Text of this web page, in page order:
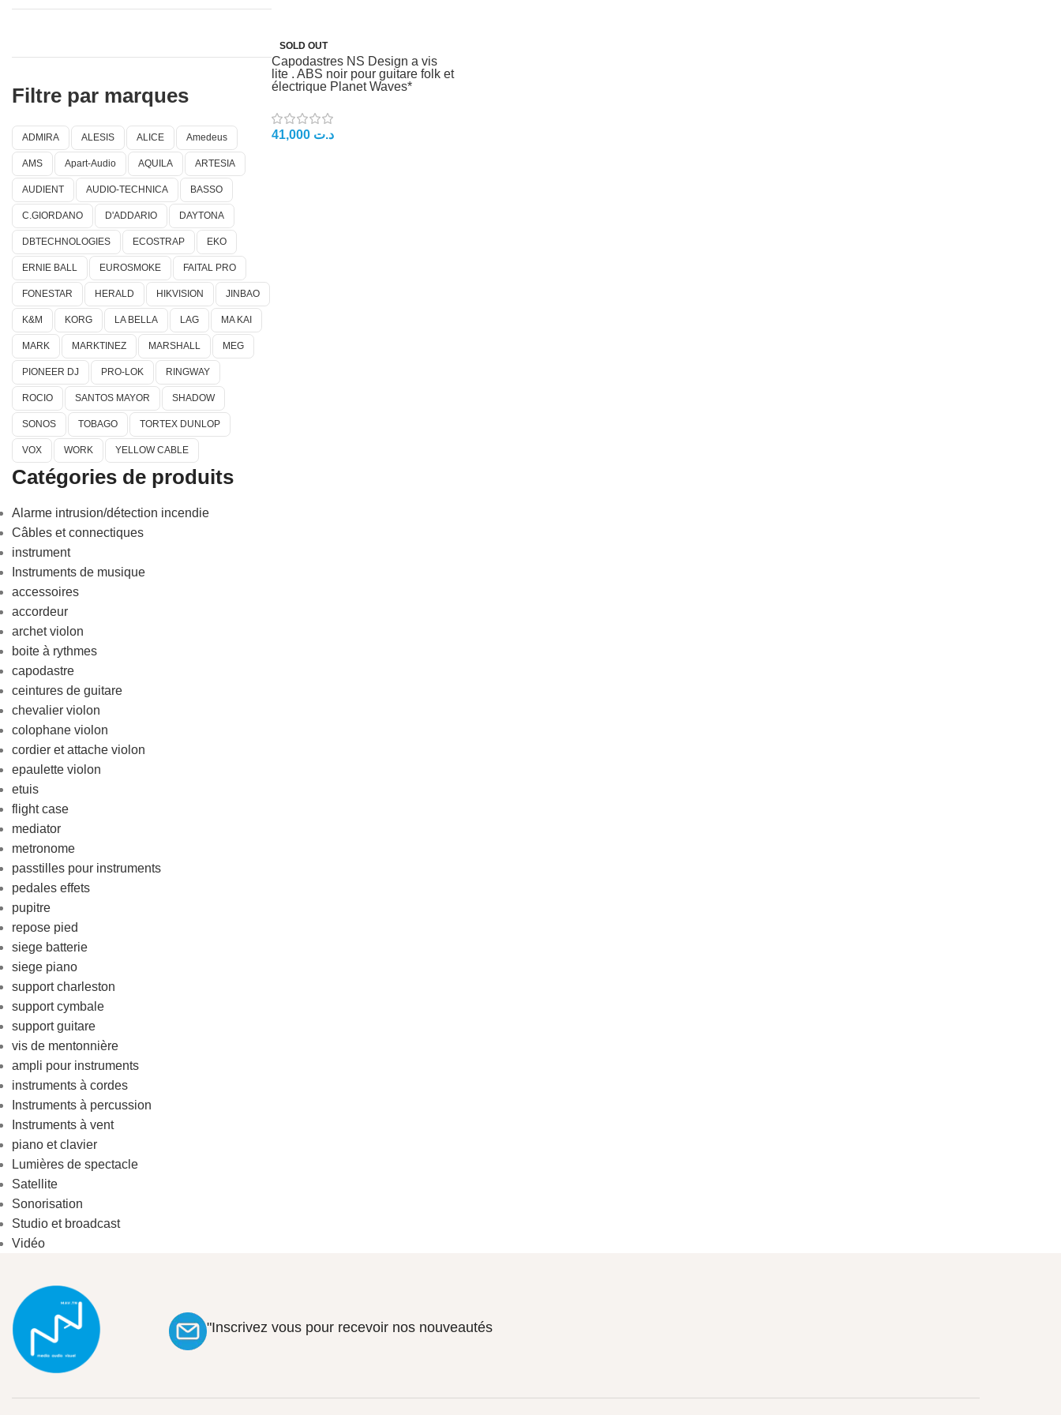
Filtre par marques
ADMIRA ALESIS ALICE Amedeus
AMS Apart-Audio AQUILA ARTESIA
AUDIENT AUDIO-TECHNICA BASSO
C.GIORDANO D'ADDARIO DAYTONA
DBTECHNOLOGIES ECOSTRAP EKO
ERNIE BALL EUROSMOKE FAITAL PRO
FONESTAR HERALD HIKVISION JINBAO
K&M KORG LA BELLA LAG MA KAI
MARK MARKTINEZ MARSHALL MEG
PIONEER DJ PRO-LOK RINGWAY
ROCIO SANTOS MAYOR SHADOW
SONOS TOBAGO TORTEX DUNLOP
VOX WORK YELLOW CABLE
Catégories de produits
Alarme intrusion/détection incendie
Câbles et connectiques
instrument
Instruments de musique
accessoires
accordeur
archet violon
boite à rythmes
capodastre
ceintures de guitare
chevalier violon
colophane violon
cordier et attache violon
epaulette violon
etuis
flight case
mediator
metronome
passtilles pour instruments
pedales effets
pupitre
repose pied
siege batterie
siege piano
support charleston
support cymbale
support guitare
vis de mentonnière
ampli pour instruments
instruments à cordes
Instruments à percussion
Instruments à vent
piano et clavier
Lumières de spectacle
Satellite
Sonorisation
Studio et broadcast
Vidéo
SOLD OUT
Capodastres NS Design a vis
lite . ABS noir pour guitare folk et
électrique Planet Waves*
د.ت 41,000
"Inscrivez vous pour recevoir nos nouveautés